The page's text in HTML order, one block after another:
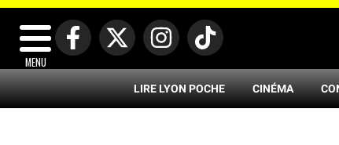
MENU
LIRE LYON POCHE CINÉMA